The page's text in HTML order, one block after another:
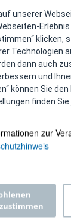
unserer
klicken,
Technologien
dann auch
und
können Sie
finden
zur